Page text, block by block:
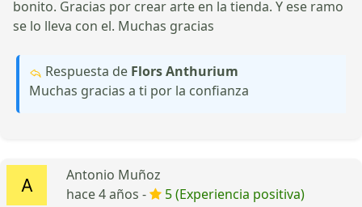
bonito. Gracias por crear arte en la tienda. Y ese ramo
se lo lleva con el. Muchas gracias
Respuesta de Flors Anthurium
Muchas gracias a ti por la confianza
Antonio Muñoz
hace 4 años -
5 (Experiencia positiva)